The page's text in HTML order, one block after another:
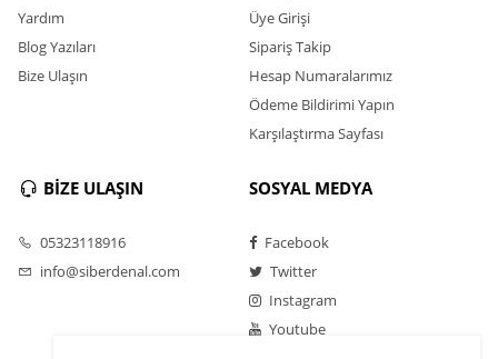
Yardım
Blog Yazıları
Bize Ulaşın
Üye Girişi
Sipariş Takip
Hesap Numaralarımız
Ödeme Bildirimi Yapın
Karşılaştırma Sayfası
BİZE ULAŞIN
05323118916
info@siberdenal.com
SOSYAL MEDYA
Facebook
Twitter
Instagram
Youtube